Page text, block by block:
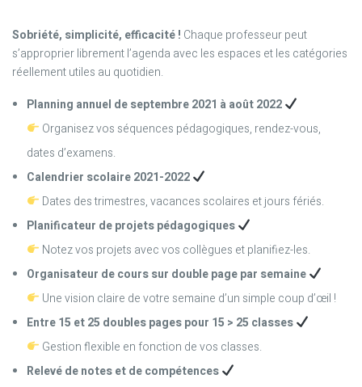
Sobriété, simplicité, efficacité ! Chaque professeur peut
s’approprier librement l’agenda avec les espaces et les catégories
réellement utiles au quotidien.
Planning annuel de septembre 2021 à août 2022
Organisez vos séquences pédagogiques, rendez-vous,
dates d’examens.
Calendrier scolaire 2021-2022
Dates des trimestres, vacances scolaires et jours fériés.
Planificateur de projets pédagogiques
Notez vos projets avec vos collègues et planifiez-les.
Organisateur de cours sur double page par semaine
Une vision claire de votre semaine d’un simple coup d’œil !
Entre 15 et 25 doubles pages pour 15 > 25 classes
Gestion flexible en fonction de vos classes.
Relevé de notes et de compétences